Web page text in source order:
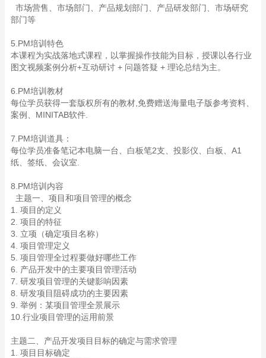
市场营售、市场部门、产品规划部门、产品研发部门、市场研究
部门等
5.PM培训特色
本课程为实战落地式课程，以掌握操作技能为目标，授课以各行业
图文视频案例分析+互动研讨 + 问题答疑 + 理论总结为主。
6.PM培训教材
每位学员获得一套版权所有的教材,免费赠送海量电子版参考资料、
案例、MINITAB软件.
7.PM培训道具：
每位学员准备笔记本电脑一台、白板笔2支、投影仪、白板、A1
纸、签纸、会议室.
8.PM培训内容
主题一、项目和项目管理的概念
1. 项目的定义
2. 项目的特征
3. 立项（确定项目名称）
4. 项目管理定义
5. 项目管理全过程要做好哪些工作
6. 产品开发中的主要项目管理活动
7. 研发项目管理的关键影响因素
8. 研发项目阻碍成功的主要因素
9. 举例：某项目管理全景展示
10.行业项目管理的运用前景
主题二、产品开发项目目标的确定与需求管理
1. 项目目标确定